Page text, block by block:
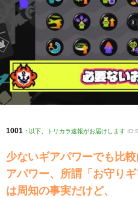
1001 : 以下、トリカラ速報がお届けします
少ないギアパワーでも比
アパワー、所謂「お守り
は周知の事実だけど、